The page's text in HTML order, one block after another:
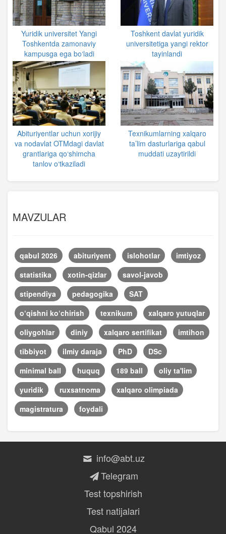
Yuridik universitet Yangi
Toshkentda zamonaviy
kampusga ega bo‘ladi
Toshkent davlat yuridik
universitetiga yangi rektor
tayinlandi
Abituriyentlar uchun xorijiy
va nodavlat OTMdagi davlat
grantlariga qo‘shimcha
tanlov o‘tkaziladi
Texnikumlarning xalqaro
ta’lim dasturlariga qabul
muddati uzaytirildi
MAVZULAR
qabul 2026 abituriyent islohotlar
imtiyoz
statistika
xotin-qizlar
savol-javob
stipendiya
pedagogika
SAT
o‘qishni ko‘chirish
texnikum
xalqaro yutuqlar
oliygohlar
diniy xalqaro sertifikat
imtihon
tibbiyot
ilmiy daraja PhD
DSc
minimal ball
huquq 189 ball
oliy ta'lim
yuridik
ruxsatnoma
xalqaro olimpiada
magistratura
foydali
info@abt.uz
Telegram
Test topshirish
Test natijalari
Qabul 2024